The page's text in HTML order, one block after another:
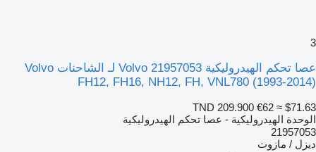
3
عصا تحكم الهيدروليكية Volvo 21957053 لـ الشاحنات Volvo
FH12, FH16, NH12, FH, VNL780 (1993-2014)
TND 209.900 €62 ≈ $71.63
الوحدة الهيدروليكية - عصا تحكم الهيدروليكية
21957053
ديزل / مازوت